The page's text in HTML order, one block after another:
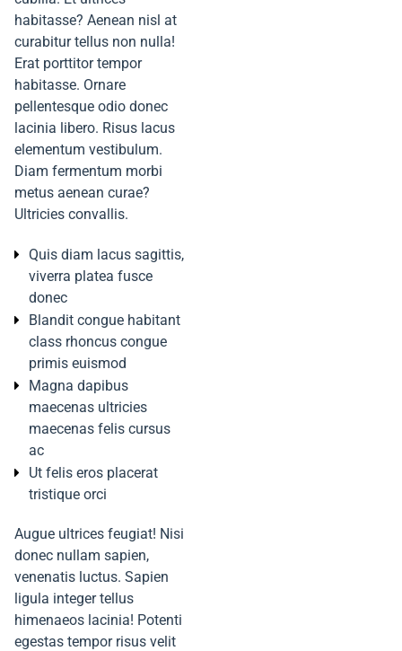
habitasse? Aenean nisl at
curabitur tellus non nulla!
Erat porttitor tempor
habitasse. Ornare
pellentesque odio donec
lacinia libero. Risus lacus
elementum vestibulum.
Diam fermentum morbi
metus aenean curae?
Ultricies convallis.
Quis diam lacus sagittis,
viverra platea fusce
donec
Blandit congue habitant
class rhoncus congue
primis euismod
Magna dapibus
maecenas ultricies
maecenas felis cursus
ac
Ut felis eros placerat
tristique orci
Augue ultrices feugiat! Nisi
donec nullam sapien,
venenatis luctus. Sapien
ligula integer tellus
himenaeos lacinia! Potenti
egestas tempor risus velit